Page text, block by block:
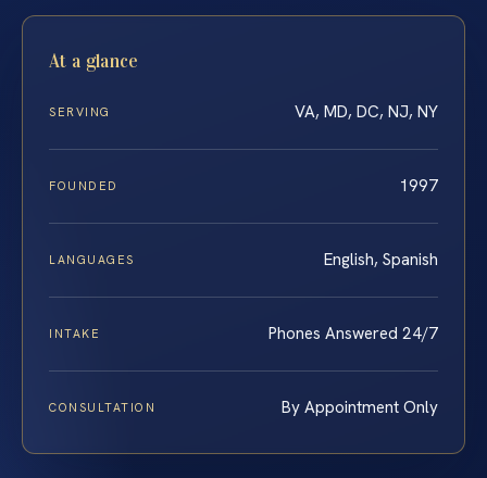
At a glance
SERVING VA, MD, DC, NJ, NY
FOUNDED 1997
LANGUAGES English, Spanish
INTAKE Phones Answered 24/7
CONSULTATION By Appointment Only